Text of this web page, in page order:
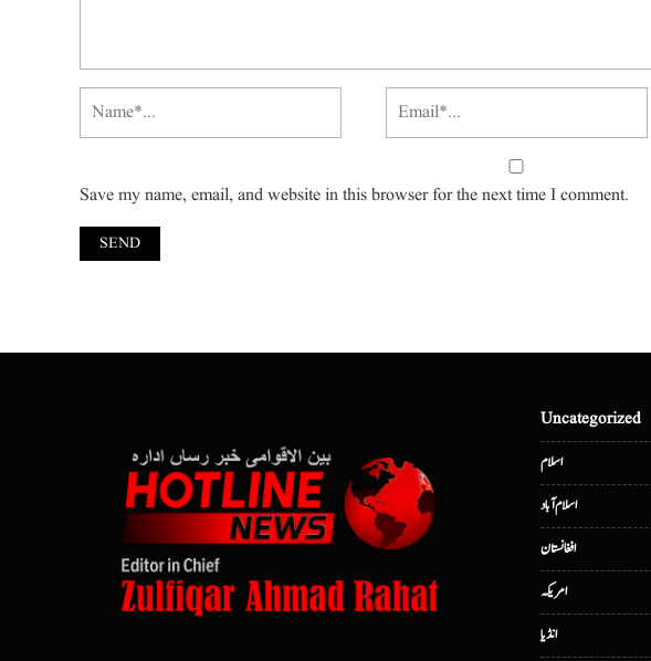
Save my name, email, and website in this browser for the next time I comment.
Uncategorized
اسلام
اسلام آباد
افغانستان
امریکہ
انڈیا